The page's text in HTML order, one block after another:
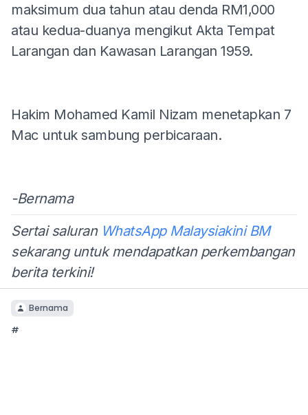
maksimum dua tahun atau denda RM1,000
atau kedua-duanya mengikut Akta Tempat
Larangan dan Kawasan Larangan 1959.
Hakim Mohamed Kamil Nizam menetapkan 7
Mac untuk sambung perbicaraan.
-Bernama
Sertai saluran WhatsApp Malaysiakini BM
sekarang untuk mendapatkan perkembangan
berita terkini!
Bernama
#